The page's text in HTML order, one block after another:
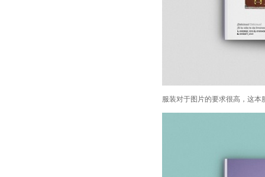
服装对于图片的要求很高，这